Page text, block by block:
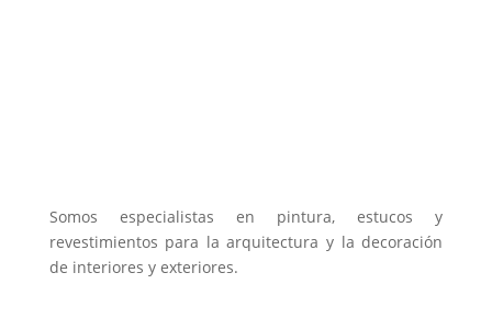
Somos especialistas en pintura, estucos y
revestimientos para la arquitectura y la decoración
de interiores y exteriores.